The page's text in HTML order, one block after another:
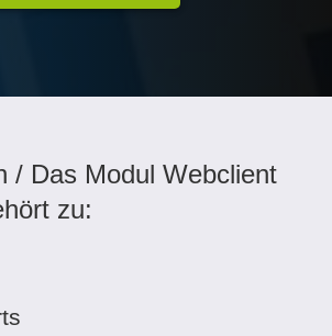
/ Das Modul Webclient
zu: